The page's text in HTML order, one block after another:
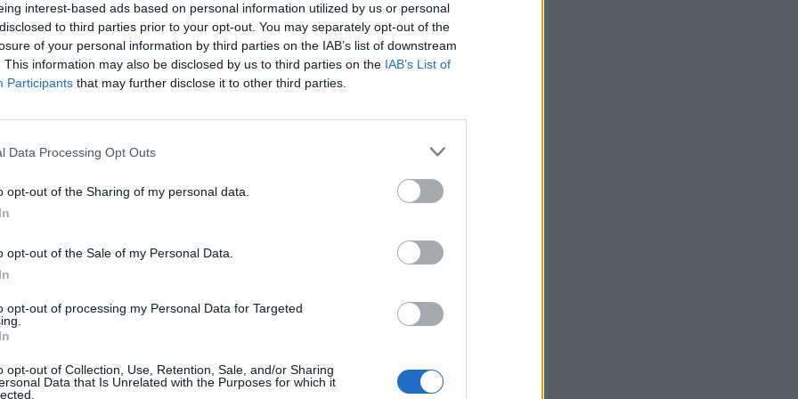
interest-based ads based on personal information utilized by us or personal
to third parties prior to your opt-out. You may separately opt-out of the
of your personal information by third parties on the IAB’s list of downstream
This information may also be disclosed by us to third parties on the IAB’s List of
Participants that may further disclose it to other third parties.
Data Processing Opt Outs
opt-out of the Sharing of my personal data.
opt-out of the Sale of my Personal Data.
opt-out of processing my Personal Data for Targeted
opt-out of Collection, Use, Retention, Sale, and/or Sharing
Data that Is Unrelated with the Purposes for which it
vďačí myšlienke, že väčšina z nás patrí k jednému zo štyroch typov
projektoch z hľadiska ľudí, ktorí sú doň zapojení,
na cieľ,
schopnosť vidieť celistvý obraz,
na detail.
poslúži ako pomôcka na zlepšenie života a nájdete v nej návod, ako zvýšiť
a byť šťastnejší.
štýl výkonnosti, ktorý vám padne ako uliaty, a už nikdy sa nebudete trápiť,
cez hlavu.